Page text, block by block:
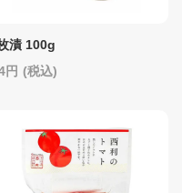
漬 100g
(税込)